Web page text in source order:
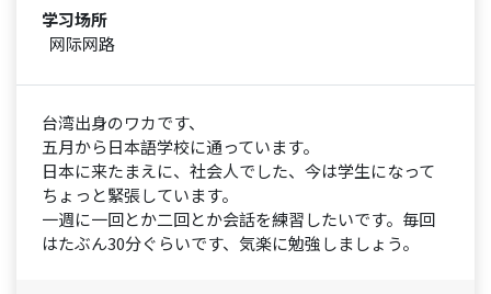
学习场所
网际网路
台湾出身のワカです、
五月から日本語学校に通っています。
日本に来たまえに、社会人でした、今は学生になって
ちょっと緊張しています。
一週に一回とか二回とか会話を練習したいです。毎回
はたぶん30分ぐらいです、気楽に勉強しましょう。